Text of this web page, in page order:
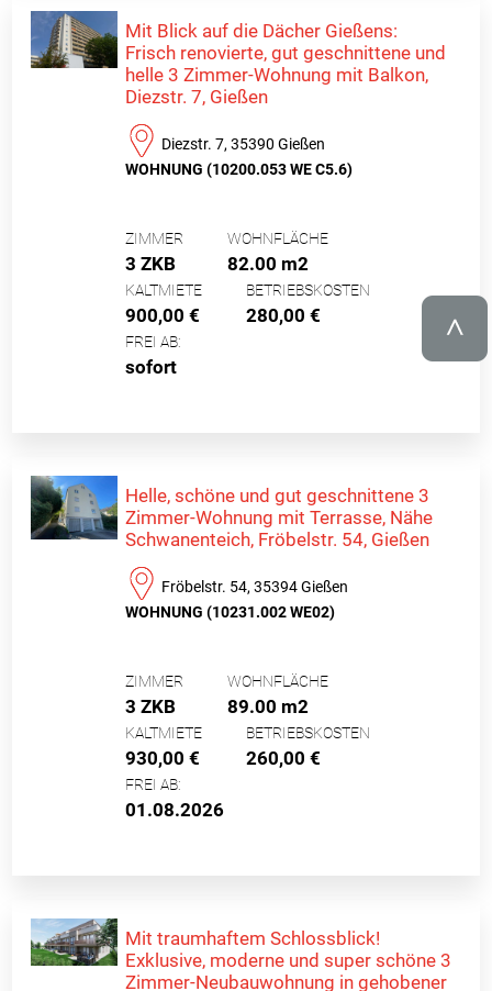
Mit Blick auf die Dächer Gießens:
Frisch renovierte, gut geschnittene und
helle 3 Zimmer-Wohnung mit Balkon,
Diezstr. 7, Gießen
Diezstr. 7, 35390 Gießen
WOHNUNG (10200.053 WE C5.6)
ZIMMER
3 ZKB
WOHNFLÄCHE
82.00 m2
KALTMIETE
900,00 €
BETRIEBSKOSTEN
280,00 €
FREI AB:
sofort
Helle, schöne und gut geschnittene 3
Zimmer-Wohnung mit Terrasse, Nähe
Schwanenteich, Fröbelstr. 54, Gießen
Fröbelstr. 54, 35394 Gießen
WOHNUNG (10231.002 WE02)
ZIMMER
3 ZKB
WOHNFLÄCHE
89.00 m2
KALTMIETE
930,00 €
BETRIEBSKOSTEN
260,00 €
FREI AB:
01.08.2026
Mit traumhaftem Schlossblick!
Exklusive, moderne und super schöne 3
Zimmer-Neubauwohnung in gehobener